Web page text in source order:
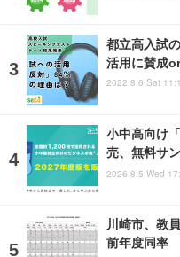
都立高入試
活用に賛成
2022.8.6 Sat
小中高向け
売、無料サ
2026.8.5 Wed
川崎市、教
前年度同率